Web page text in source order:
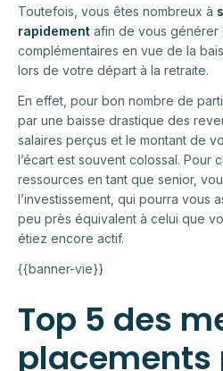
Toutefois, vous êtes nombreux à
rapidement afin de vous générer
complémentaires en vue de la
lors de votre départ à la retraite.
En effet, pour bon nombre de
par une baisse drastique des
salaires perçus et le montant de
l’écart est souvent colossal. Pour
ressources en tant que senior,
l’investissement, qui pourra vous
peu près équivalent à celui que
étiez encore actif.
{{banner-vie}}
Top 5 des
placements